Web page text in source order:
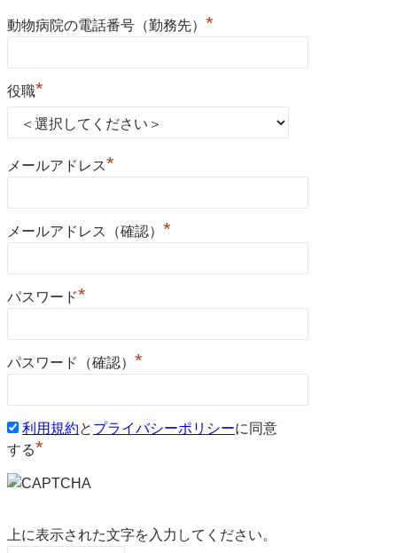
動物病院の電話番号（勤務先） *
役職*
メールアドレス*
メールアドレス（確認） *
パスワード*
パスワード（確認） *
利用規約と プライバシーポリシーに同意
する*
上に表示された文字を入力してください。